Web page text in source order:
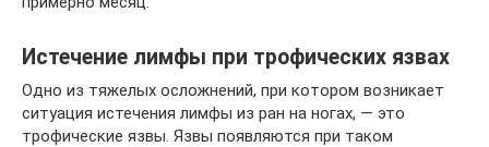
Истечение лимфы при трофических язвах
Одно из тяжелых осложнений, при котором возникает
ситуация истечения лимфы из ран на ногах, — это
трофические язвы. Язвы появляются при таком